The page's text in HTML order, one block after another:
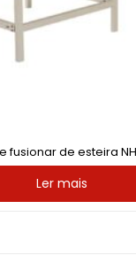
fusionar de esteira
Ler mais